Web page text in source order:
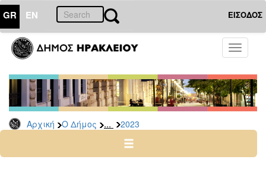
GR EN ΕΙΣΟΔΟΣ
Toggle
Αρχική Ο Δήμος ... 2023
ΔΗΜΟΣ
Δελτία
Τύπου
Αρχείο
2026
2024